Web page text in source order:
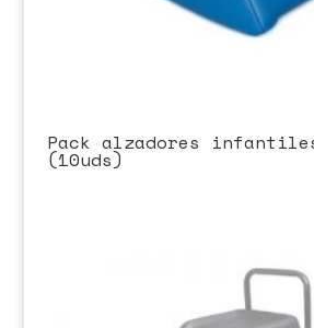
Pack alzadores
(10uds)